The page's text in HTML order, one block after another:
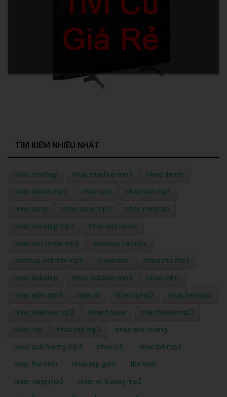
TÌM KIẾM NHIỀU NHẤT
nhạc mashup nhạc mashup mp3 nhac dance
nhac dance mp3 nhac san nhac san mp3
nhac song nhac song mp3 nhac nonstop
nhac nonstop mp3 nhac viet remix
nhac viet remix mp3 nonstop viet mix
nonstop viet mix mp3 china mix china mix mp3
nhac dubstep nhac dubstep mp3 nhac edm
nhac edm mp3 nhac dj nhac dj mp3 nhac beatbox
nhac beatbox mp3 nhac house nhac house mp3
nhac rap nhac rap mp3 nhạc quê hương
nhạc quê hương mp3 nhạc lofi nhạc lofi mp3
nhac the hinh nhac tap gym the hinh
nhac vang mp3 nhac vu truong mp3